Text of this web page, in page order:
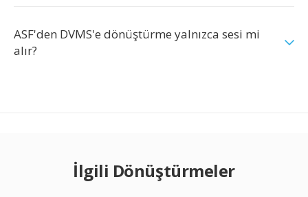
ASF'den DVMS'e dönüştürme yalnızca sesi mi
alır?
İlgili Dönüştürmeler